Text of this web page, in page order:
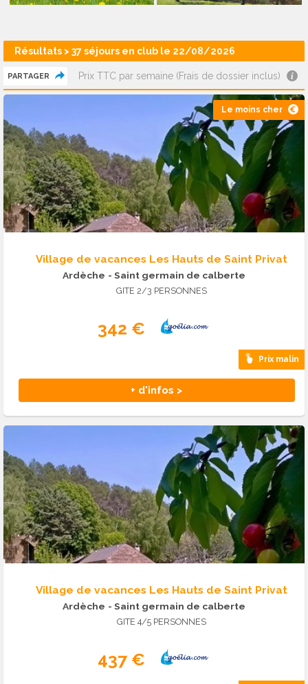
Résultats > 37 séjours en club le 22/08/2026
PARTAGER Prix TTC par semaine (Frais de dossier inclus)
Le moins cher
Village de vacances Les Hauts de Saint Privat
Ardèche - Saint germain de calberte
GITE 2/3 PERSONNES
342 €
Prix malin
+ d'infos >
Village de vacances Les Hauts de Saint Privat
Ardèche - Saint germain de calberte
GITE 4/5 PERSONNES
437 €